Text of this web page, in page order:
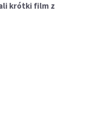
krótki film z